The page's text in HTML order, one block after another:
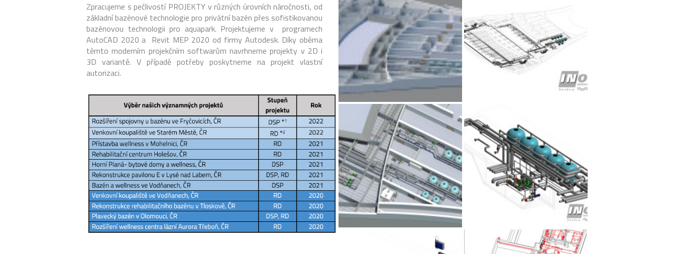
Zpracujeme s pečlivostí PROJEKTY v různých úrovních náročnosti, od
základní bazénové technologie pro privátní bazén přes sofistikovanou
bazénovou technologii pro aquapark. Projektujeme v programech
AutoCAD 2020 a Revit MEP 2020 od firmy Autodesk. Díky oběma
těmto moderním projekčním softwarům navrhneme projekty v 2D i
3D variantě. V případě potřeby poskytneme na projekt vlastní
autorizaci.